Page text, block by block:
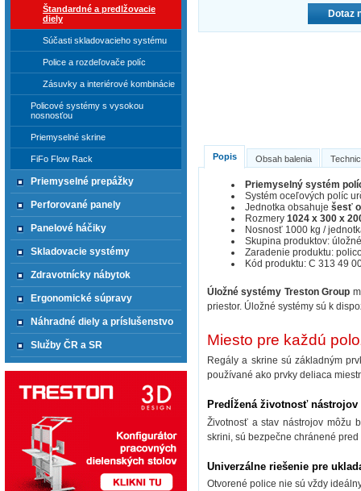
Dotaz
Popis Obsah balenia
Priemyselný systém
Systém oceľových políc
Jednotka obsahuje šesť
Rozmery 1024 x 300 x
Nosnosť 1000 kg /
Skupina produktov:
Zaradenie produktu:
Kód produktu: C 313 49
Úložné systémy Treston Group
priestor. Úložné systémy sú k
Miesto pre každú
Regály a skrine sú základným
používané ako prvky deliaca
Predĺžená životnosť nástrojov
Životnosť a stav nástrojov môžu
skrini, sú bezpečne chránené
Univerzálne riešenie pre
Otvorené police nie sú vždy
Štandardné a predlžovacie
diely
Súčasti skladovacieho systému
Police a rozdeľovače políc
Zásuvky a interiérové kombinácie
Policové systémy s vysokou
nosnosťou
Priemyselné skrine
FiFo Flow Rack
Priemyselné prepážky
Perforované panely
Panelové háčiky
Skladovacie systémy
Zdravotnícky nábytok
Ergonomické súpravy
Náhradné diely a príslušenstvo
Služby ČR a SR